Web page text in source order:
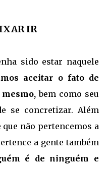
IR
sido estar naquele
aceitar o fato de
bem como seu
se concretizar. Além
não pertencemos a
a gente também
é de ninguém e